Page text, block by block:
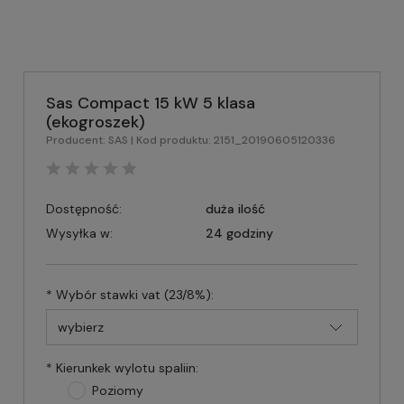
Sas Compact 15 kW 5 klasa
(ekogroszek)
Producent: SAS | Kod produktu: 2151_20190605120336
Dostępność:
duża ilość
Wysyłka w:
24 godziny
* Wybór stawki vat (23/8%):
* Kierunkek wylotu spaliin:
Poziomy